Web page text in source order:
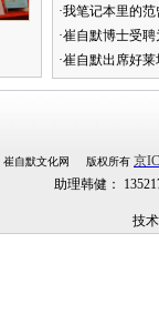
·我笔记本里的
·崔自默博士受
·崔自默出席好
崔自默文化网 版权所有 京
助理韩健：
技